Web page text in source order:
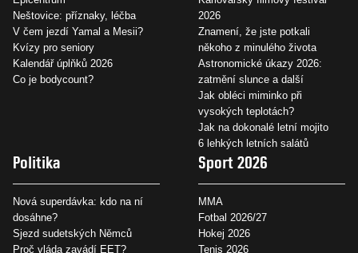
Neštovice: příznaky, léčba
V čem jezdí Yamal a Mesii?
Kvízy pro seniory
Kalendář úplňků 2026
Co je bodycount?
2026
Znamení, že jste potkali
někoho z minulého života
Astronomické úkazy 2026:
zatmění slunce a další
Jak obléci miminko při
vysokých teplotách?
Jak na dokonalé letní mojito
6 lehkých letních salátů
Politika
Nová superdávka: kdo na ní
dosáhne?
Sjezd sudetských Němců
Proč vláda zavádí EET?
Sport 2026
MMA
Fotbal 2026/27
Hokej 2026
Tenis 2026